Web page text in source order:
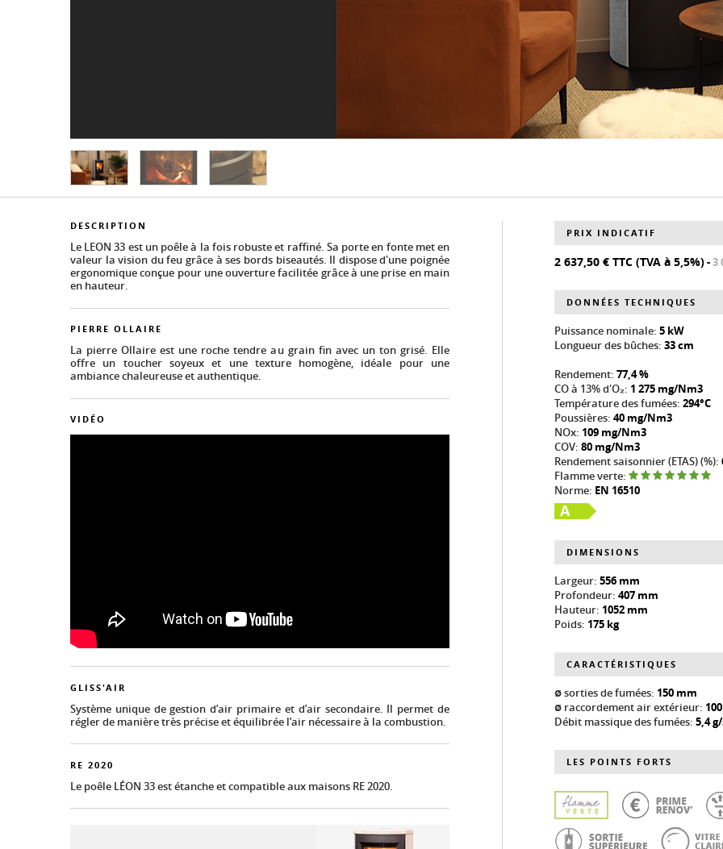
DESCRIPTION
Le LEON 33 est un poêle à la fois robuste et raffiné. Sa porte en fonte met en
valeur la vision du feu grâce à ses bords biseautés. Il dispose d'une poignée
ergonomique conçue pour une ouverture facilitée grâce à une prise en main
en hauteur.
PIERRE OLLAIRE
La pierre Ollaire est une roche tendre au grain fin avec un ton grisé. Elle
offre un toucher soyeux et une texture homogène, idéale pour une
ambiance chaleureuse et authentique.
VIDÉO
GLISS'AIR
Système unique de gestion d’air primaire et d’air secondaire. Il permet de
régler de manière très précise et équilibrée l’air nécessaire à la combustion.
RE 2020
Le poêle LÉON 33 est étanche et compatible aux maisons RE 2020.
PRIX INDICATIF
2 637,50 € TTC (TVA à 5,5%)-3
DONNÉES TECHNIQUES
Puissance nominale: 5 kW
Longueur des bûches: 33 cm
Rendement: 77,4 %
CO à 13% d'O₂: 1 275 mg/Nm3
Température des fumées: 294°C
Poussières: 40 mg/Nm3
NOx: 109 mg/Nm3
COV: 80 mg/Nm3
Rendement saisonnier (ETAS) (%):
Flamme verte:
Norme: EN 16510
A
DIMENSIONS
Largeur: 556 mm
Profondeur: 407 mm
Hauteur: 1052 mm
Poids: 175 kg
CARACTÉRISTIQUES
ø sorties de fumées: 150 mm
ø raccordement air extérieur:
Débit massique des fumées: 5,4
LES POINTS FORTS